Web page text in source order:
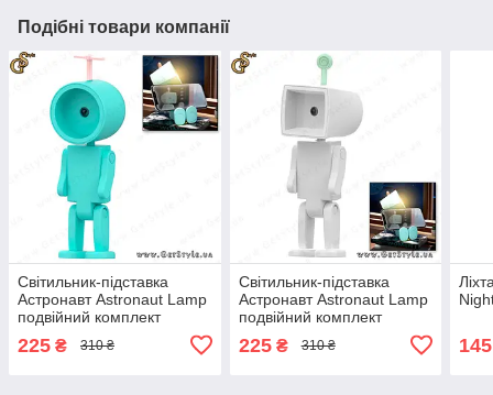
Подібні товари компанії
Світильник-підставка
Астронавт Astronaut Lamp
подвійний комплект
225 ₴ 310 ₴
Світильник-підставка
Астронавт Astronaut Lamp
подвійний комплект
225₴ 310 ₴ 145